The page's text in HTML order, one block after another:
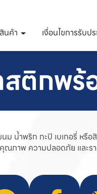
สินค้า เงื่อนไขการรับป
ติกพร้
ม น้ำพริก กะปิ เบเกอรี่ ห
ภาพ ความปลอดภัย และรา